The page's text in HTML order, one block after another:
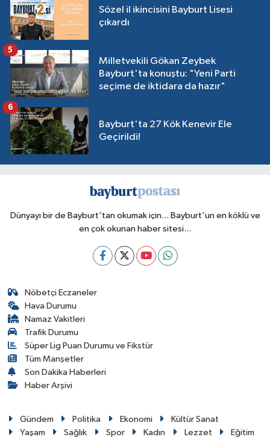
Sözel il ikincisini Bayburt Lisesi
çıkardı
Milletvekili Gökan Zeybek
Bayburt'ta konuştu: "Yeni Parti
seçime de iktidara da hazır"
5
Bayburt'ta 27 Kök Kenevir Ele
Geçirildi!
6
Dünyayı bir de Bayburt'tan okumak için... Bayburt'un en köklü ve
en çok okunan haber sitesi...
Nöbetçi Eczaneler
Hava Durumu
Namaz Vakitleri
Trafik Durumu
Süper Lig Puan Durumu ve Fikstür
Tüm Manşetler
Son Dakika Haberleri
Haber Arşivi
Gündem Politika Ekonomi
Kültür Sanat
Yaşam
Sağlık Spor Kadın Lezzet Eğitim